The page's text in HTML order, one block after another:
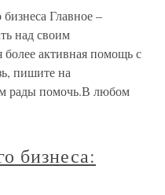
Главное –
над своим
более активная помощь с
пишите на
рады помочь.В любом
бизнеса: